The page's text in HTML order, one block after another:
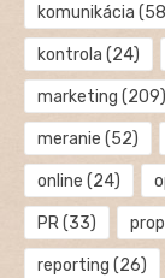
komunikácia
kontrola (24)
marketing (209)
meranie (52)
online (24)
PR(33)
reporting (26)